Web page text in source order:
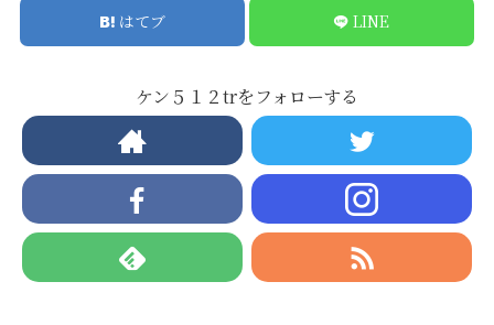
はてブ LINE
ケン５１２trをフォローする